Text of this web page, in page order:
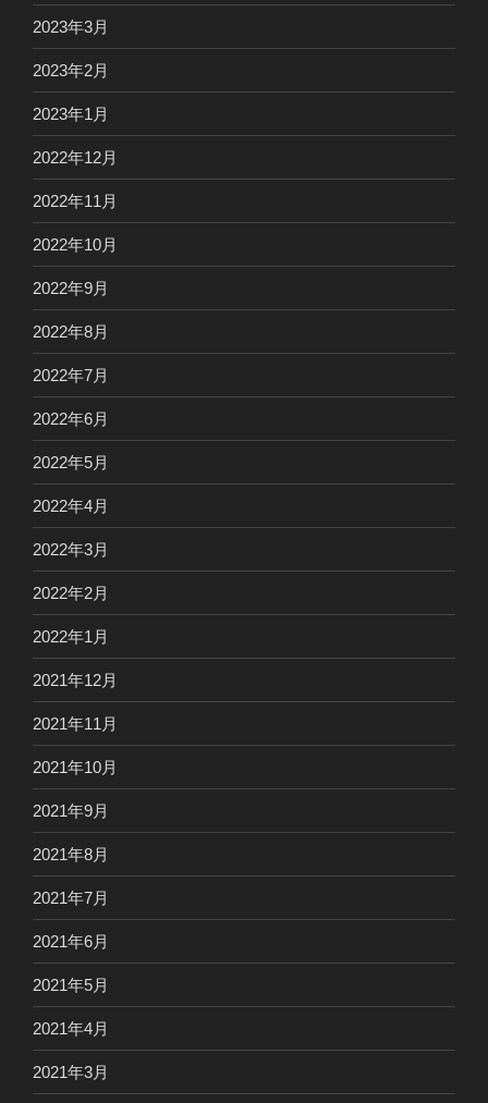
2023年3月
2023年2月
2023年1月
2022年12月
2022年11月
2022年10月
2022年9月
2022年8月
2022年7月
2022年6月
2022年5月
2022年4月
2022年3月
2022年2月
2022年1月
2021年12月
2021年11月
2021年10月
2021年9月
2021年8月
2021年7月
2021年6月
2021年5月
2021年4月
2021年3月